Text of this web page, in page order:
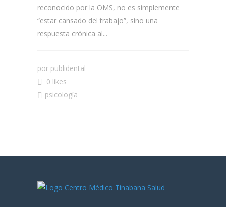
reconocido por la OMS, no es simplemente
“estar cansado del trabajo”, sino una
respuesta crónica al...
por publidental
0 likes
psicología